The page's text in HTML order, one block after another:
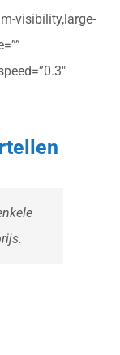
visibility,large-